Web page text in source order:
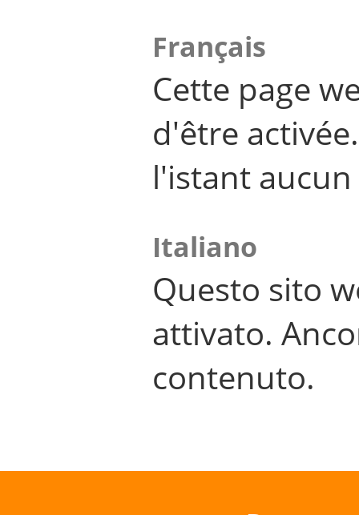
Français
Cette page
d'être
l'istant
Italiano
Questo sito
attivato.
contenuto.